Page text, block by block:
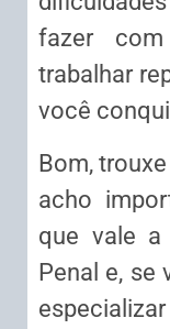
fazer
trabalhar
você
Bom,
acho
que vale a
Penal e, se